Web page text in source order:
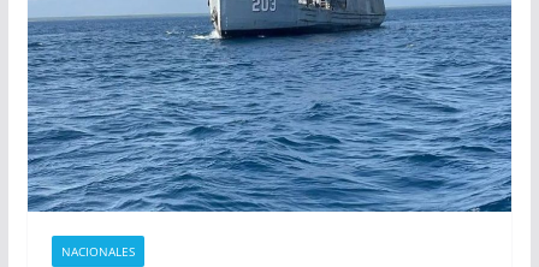
NACIONALES